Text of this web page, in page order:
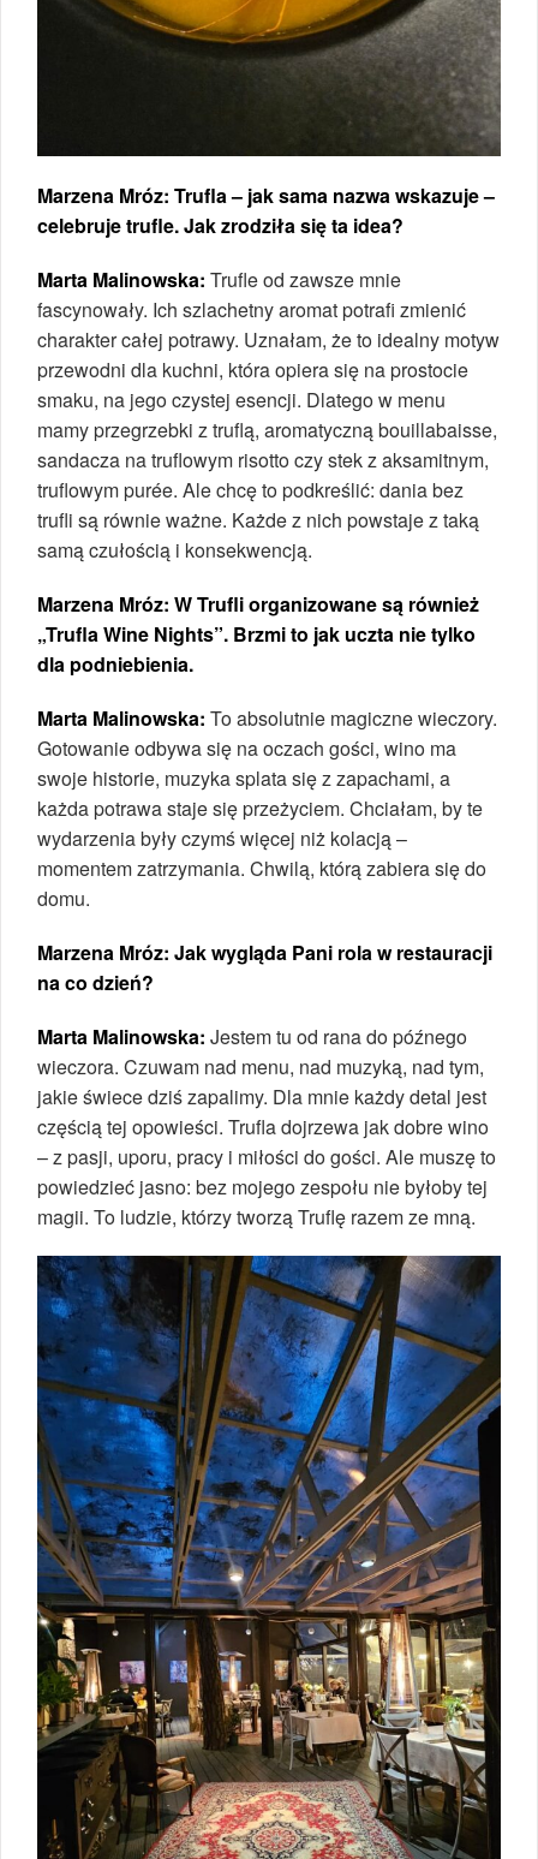
Marzena Mróz: Trufla – jak sama nazwa wskazuje –
celebruje trufle. Jak zrodziła się ta idea?
Marta Malinowska: Trufle od zawsze mnie
fascynowały. Ich szlachetny aromat potrafi zmienić
charakter całej potrawy. Uznałam, że to idealny motyw
przewodni dla kuchni, która opiera się na prostocie
smaku, na jego czystej esencji. Dlatego w menu
mamy przegrzebki z truflą, aromatyczną bouillabaisse,
sandacza na truflowym risotto czy stek z aksamitnym,
truflowym purée. Ale chcę to podkreślić: dania bez
trufli są równie ważne. Każde z nich powstaje z taką
samą czułością i konsekwencją.
Marzena Mróz: W Trufli organizowane są również
„Trufla Wine Nights”. Brzmi to jak uczta nie tylko
dla podniebienia.
Marta Malinowska: To absolutnie magiczne wieczory.
Gotowanie odbywa się na oczach gości, wino ma
swoje historie, muzyka splata się z zapachami, a
każda potrawa staje się przeżyciem. Chciałam, by te
wydarzenia były czymś więcej niż kolacją –
momentem zatrzymania. Chwilą, którą zabiera się do
domu.
Marzena Mróz: Jak wygląda Pani rola w restauracji
na co dzień?
Marta Malinowska: Jestem tu od rana do późnego
wieczora. Czuwam nad menu, nad muzyką, nad tym,
jakie świece dziś zapalimy. Dla mnie każdy detal jest
częścią tej opowieści. Trufla dojrzewa jak dobre wino
– z pasji, uporu, pracy i miłości do gości. Ale muszę to
powiedzieć jasno: bez mojego zespołu nie byłoby tej
magii. To ludzie, którzy tworzą Truflę razem ze mną.